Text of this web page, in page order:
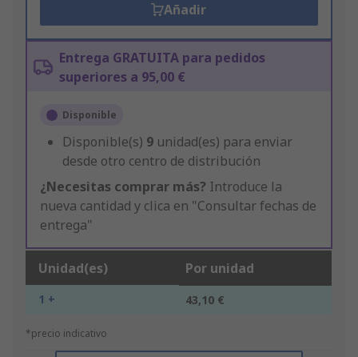
Añadir
Entrega GRATUITA para pedidos
superiores a 95,00 €
Disponible
Disponible(s) 9 unidad(es) para enviar
desde otro centro de distribución
¿Necesitas comprar más? Introduce la
nueva cantidad y clica en "Consultar fechas de
entrega"
Unidad(es) Por unidad
1 + 43,10 €
*precio indicativo